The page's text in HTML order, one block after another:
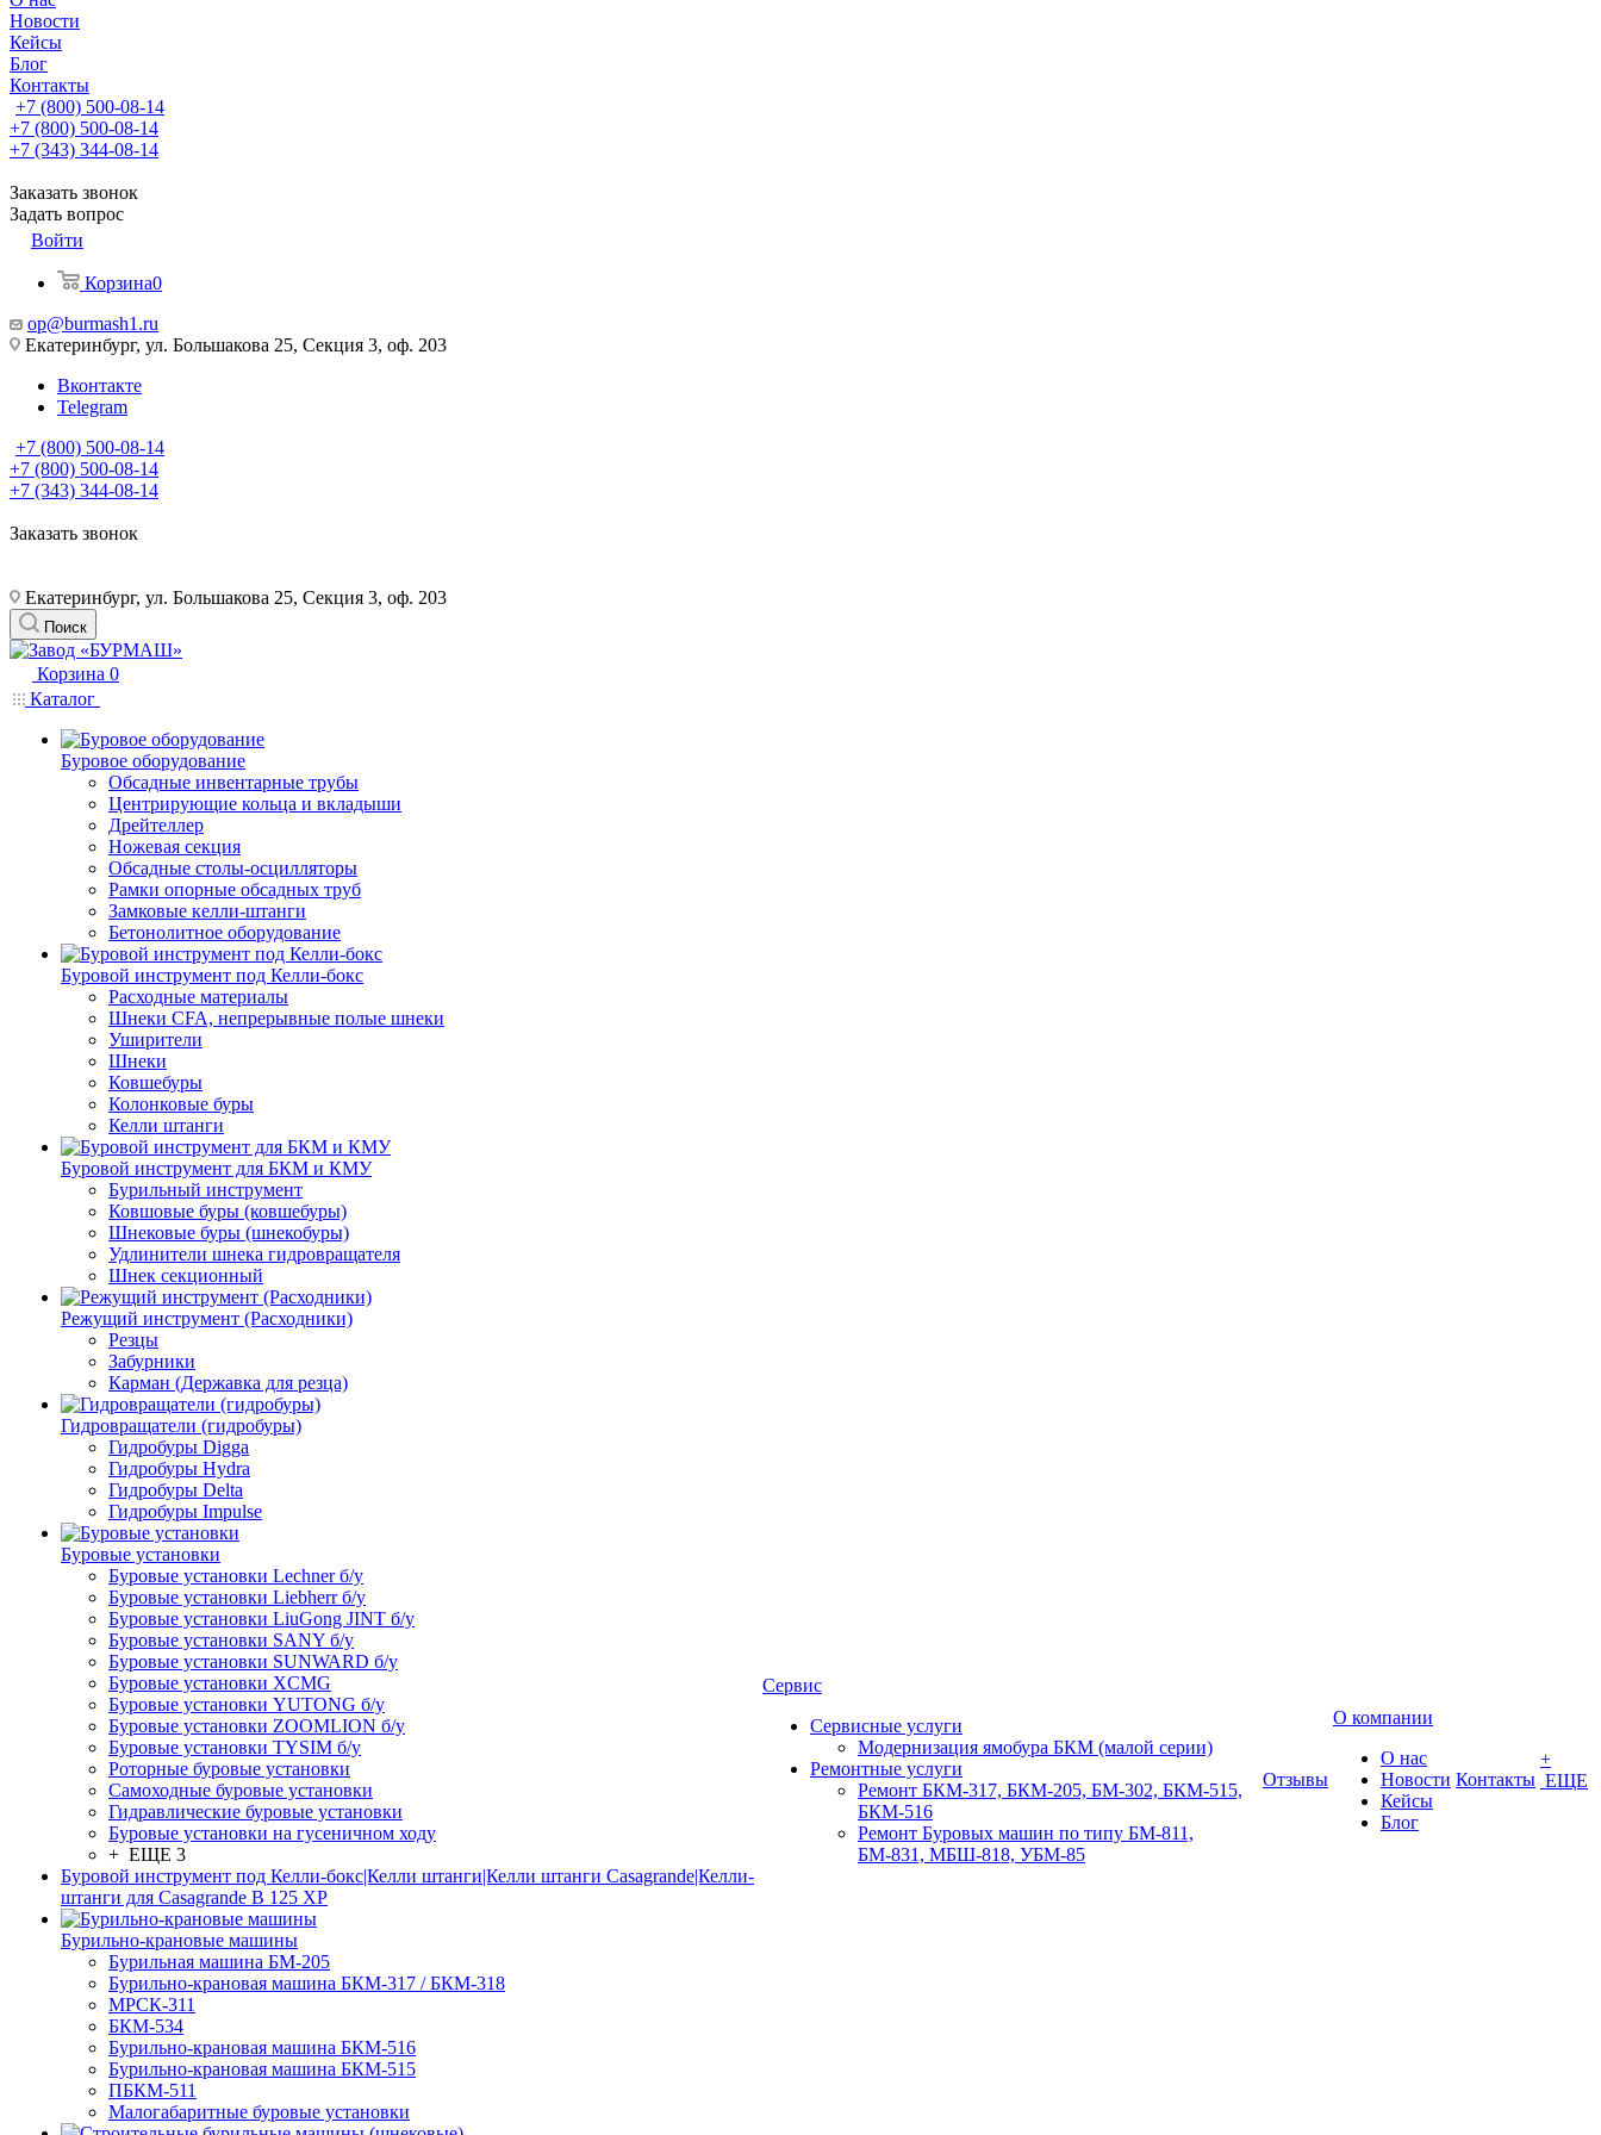
Новости
Кейсы
Блог
Контакты
+7 (800) 500-08-14
+7 (800) 500-08-14
+7 (343) 344-08-14
Заказать звонок
Задать вопрос
Войти
Корзина0
op@burmash1.ru
Екатеринбург, ул. Большакова 25, Секция 3, оф. 203
Вконтакте
Telegram
+7 (800) 500-08-14
+7 (800) 500-08-14
+7 (343) 344-08-14
Заказать звонок
Екатеринбург, ул. Большакова 25, Секция 3, оф. 203
Поиск
Корзина 0
Каталог
Буровое оборудование
Обсадные инвентарные трубы
Центрирующие кольца и вкладыши
Дрейтеллер
Ножевая секция
Обсадные столы-осцилляторы
Рамки опорные обсадных труб
Замковые келли-штанги
Бетонолитное оборудование
Буровой инструмент под Келли-бокс
Расходные материалы
Шнеки CFA, непрерывные полые шнеки
Уширители
Шнеки
Ковшебуры
Колонковые буры
Келли штанги
Буровой инструмент для БКМ и КМУ
Бурильный инструмент
Ковшовые буры (ковшебуры)
Шнековые буры (шнекобуры)
Удлинители шнека гидровращателя
Шнек секционный
Режущий инструмент (Расходники)
Резцы
Забурники
Карман (Державка для резца)
Гидровращатели (гидробуры)
Гидробуры Digga
Гидробуры Hydra
Гидробуры Delta
Гидробуры Impulse
Буровые установки
Буровые установки Lechner б/у
Буровые установки Liebherr б/у
Буровые установки LiuGong JINT б/у
Буровые установки SANY б/у
Буровые установки SUNWARD б/у
Буровые установки XCMG
Буровые установки YUTONG б/у
Буровые установки ZOOMLION б/у
Буровые установки TYSIM б/у
Роторные буровые установки
Самоходные буровые установки
Гидравлические буровые установки
Буровые установки на гусеничном ходу
+ ЕЩЕ 3
Буровой инструмент под Келли-бокс|Келли штанги|Келли штанги Casagrande|Келли-
штанги для Casagrande B 125 XP
Бурильно-крановые машины
Бурильная машина БМ-205
Бурильно-крановая машина БКМ-317 / БКМ-318
МРСК-311
БКМ-534
Бурильно-крановая машина БКМ-516
Бурильно-крановая машина БКМ-515
ПБКМ-511
Малогабаритные буровые установки
Сервис
Сервисные услуги
Модернизация ямобура БКМ (малой серии)
Ремонтные услуги
Ремонт БКМ-317, БКМ-205, БМ-302, БКМ-515,
БКМ-516
Ремонт Буровых машин по типу БМ-811,
БМ-831, МБШ-818, УБМ-85
Отзывы
О компании
О нас
Новости
Кейсы
Блог
Контакты
+
ЕЩЕ